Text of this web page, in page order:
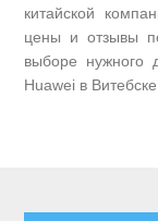
китайской
цены и отзывы
выборе нужного
Huawei в Витебске.